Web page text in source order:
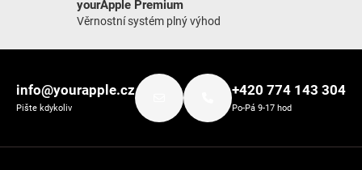
yourApple Premium
Věrnostní systém plný výhod
info@yourapple.cz
Pište kdykoliv
+420 774 143 304
Po-Pá 9-17 hod